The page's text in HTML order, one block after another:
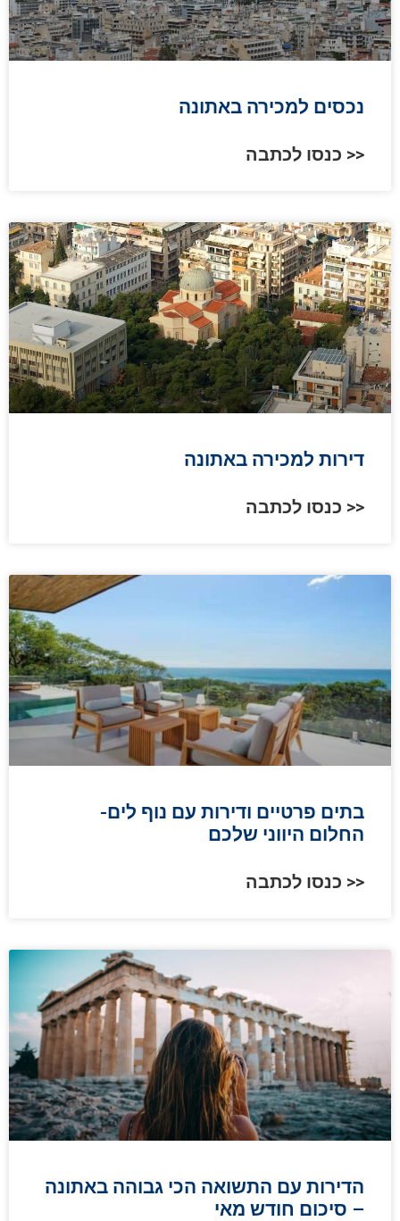
נכסים למכירה באתונה
כנסו לכתבה >>
דירות למכירה באתונה
כנסו לכתבה >>
החלום היווני שלכם
כנסו לכתבה >>
הדירות עם התשואה הכי גבוהה באתונה
– סיכום חודש מאי